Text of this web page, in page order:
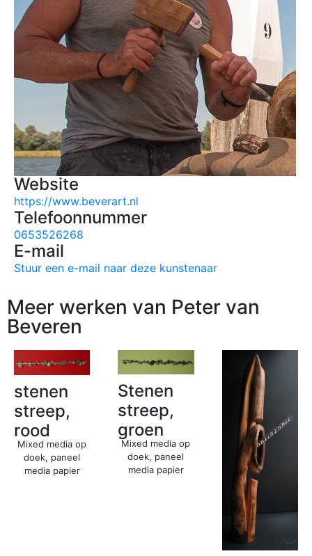
Website
https://www.beverart.nl
Telefoonnummer
0653526268
E-mail
Stuur een e-mail naar deze kunstenaar
Meer werken van Peter van
Beveren
stenen
streep,
rood
Mixed media op
doek, paneel
media papier
Stenen
streep,
groen
Mixed media op
doek, paneel
media papier